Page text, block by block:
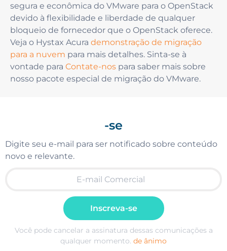
segura e econômica do VMware para o OpenStack
devido à flexibilidade e liberdade de qualquer
bloqueio de fornecedor que o OpenStack oferece.
Veja o Hystax Acura demonstração de migração
para a nuvem para mais detalhes. Sinta-se à
vontade para Contate-nos para saber mais sobre
nosso pacote especial de migração do VMware.
-se
Digite seu e-mail para ser notificado sobre conteúdo
novo e relevante.
Inscreva-se
Você pode cancelar a assinatura dessas comunicações a
qualquer momento. de ânimo